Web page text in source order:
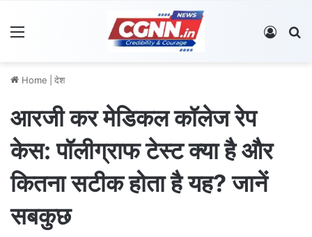
Log In
Home देश
आरजी कर मेडिकल कॉलेज रेप
केस: पॉलीग्राफ टेस्ट क्या है और
कितना सटीक होता है यह? जानें
सबकुछ